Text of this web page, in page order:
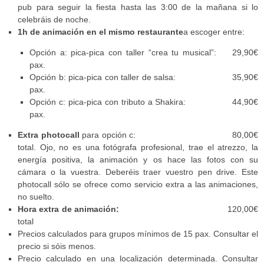
pub para seguir la fiesta hasta las 3:00 de la mañana si lo
celebráis de noche.
1h de animación en el mismo restaurantea escoger entre:
Opción a: pica-pica con taller “crea tu musical”: 29,90€
pax.
Opción b: pica-pica con taller de salsa: 35,90€
pax.
Opción c: pica-pica con tributo a Shakira: 44,90€
pax.
Extra photocall para opción c: 80,00€
total. Ojo, no es una fotógrafa profesional, trae el atrezzo, la
energía positiva, la animación y os hace las fotos con su
cámara o la vuestra. Deberéis traer vuestro pen drive. Este
photocall sólo se ofrece como servicio extra a las animaciones,
no suelto.
Hora extra de animación: 120,00€
total
Precios calculados para grupos mínimos de 15 pax. Consultar el
precio si sóis menos.
Precio calculado en una localización determinada. Consultar